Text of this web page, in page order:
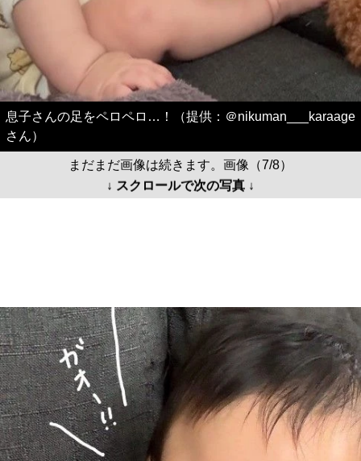
息子さんの足をペロペロ…！（提供：＠nikuman___karaage
さん）
まだまだ画像は続きます。画像（7/8）
↓ スクロールで次の写真 ↓